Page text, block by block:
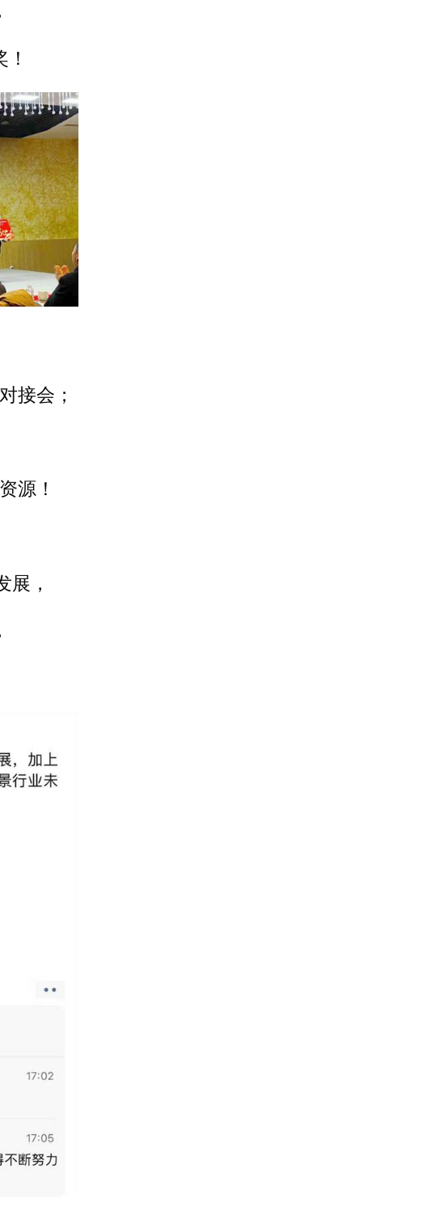
接会；
源！
展，